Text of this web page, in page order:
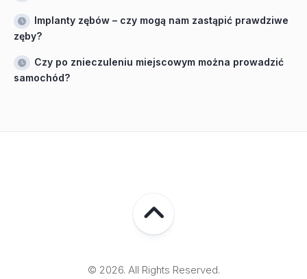
Implanty zębów – czy mogą nam zastąpić prawdziwe
zęby?
Czy po znieczuleniu miejscowym można prowadzić
samochód?
© 2026. All Rights Reserved.